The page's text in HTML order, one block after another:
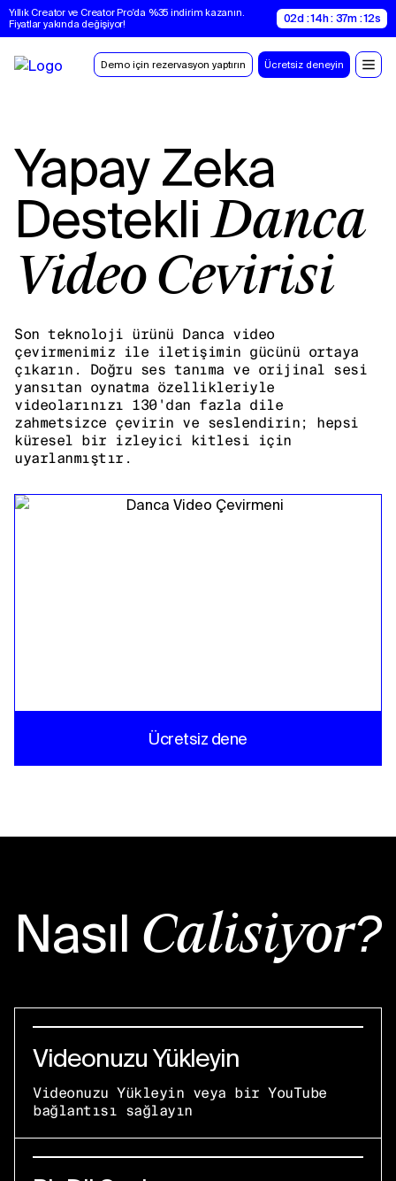
Yıllık Creator ve Creator Pro'da %35 indirim kazanın.
Fiyatlar yakında değişiyor!
02d : 14h : 37m : 11s
Demo için rezervasyon yaptırın Ücretsiz deneyin
Yapay Zeka
Destekli Danca
Video Çevirisi
Son teknoloji ürünü Danca video
çevirmenimiz ile iletişimin gücünü ortaya
çıkarın. Doğru ses tanıma ve orijinal sesi
yansıtan oynatma özellikleriyle
videolarınızı 130'dan fazla dile
zahmetsizce çevirin ve seslendirin; hepsi
küresel bir izleyici kitlesi için
uyarlanmıştır.
Ücretsiz dene
Nasıl Çalışıyor?
Videonuzu Yükleyin
Videonuzu Yükleyin veya bir YouTube
bağlantısı sağlayın